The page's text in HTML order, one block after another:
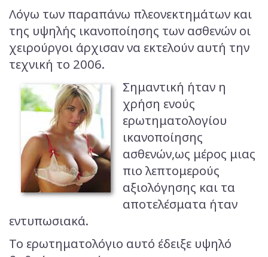
Λόγω των παραπάνω πλεονεκτημάτων και
της υψηλής ικανοποίησης των ασθενών οι
χειρούργοι άρχισαν να εκτελούν αυτή την
τεχνική το 2006.
Σημαντική ήταν η
χρήση ενούς
ερωτηματολογίου
ικανοποίησης
ασθενών,ως μέρος μιας
πιο λεπτομερούς
αξιολόγησης και τα
αποτελέσματα ήταν
εντυπωσιακά.
Το ερωτηματολόγιο αυτό έδειξε υψηλό